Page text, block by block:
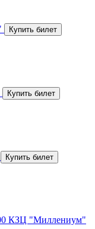
КЗЦ "Миллениум"